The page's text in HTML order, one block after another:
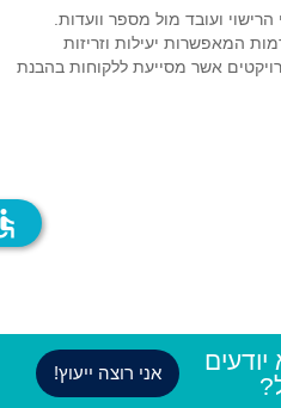
ועובד מול מספר וועדות.
המאפשרות יעילות וזריזות
אשר מסייעת ללקוחות בהבנת
אני רוצה ייעוץ!